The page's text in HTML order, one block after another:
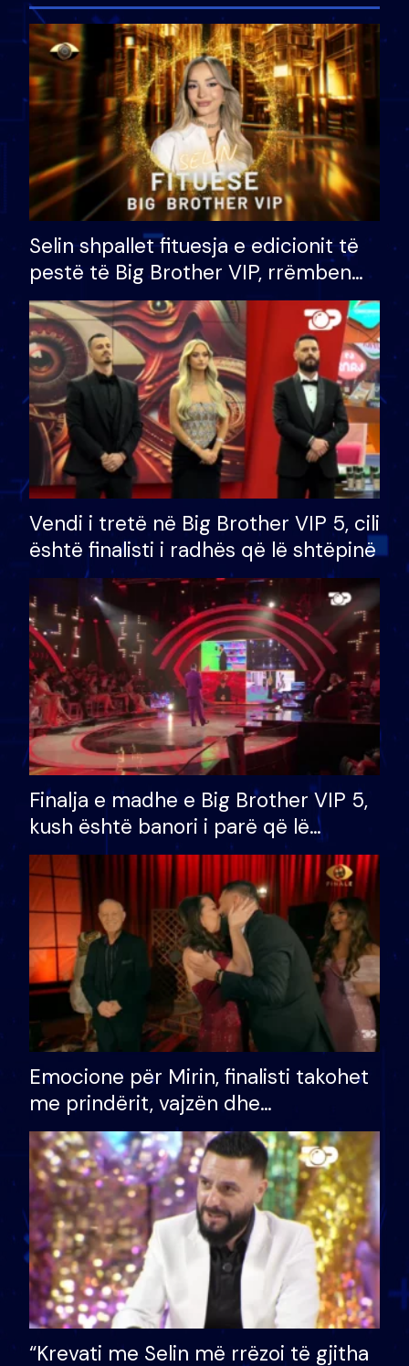
Selin shpallet fituesja e edicionit të
pestë të Big Brother VIP, rrëmben
çmimin e madh prej 100 mijë eurosh
Vendi i tretë në Big Brother VIP 5, cili
është finalisti i radhës që lë shtëpinë
Finalja e madhe e Big Brother VIP 5,
kush është banori i parë që lë
shtëpinë dhe humb mundësinë për
të fituar çmimin e madh
Emocione për Mirin, finalisti takohet
me prindërit, vajzën dhe
bashkëshorten: S’kemi ndonjë letër
divorci apo jo?
“Krevati me Selin më rrëzoi të gjitha